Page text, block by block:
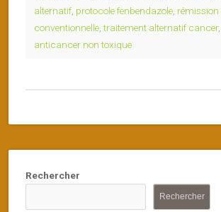
alternatif protocole fenbendazole
conventionnelle ,traitement alternatif cancer
anticancer non toxique
Rechercher
Rechercher